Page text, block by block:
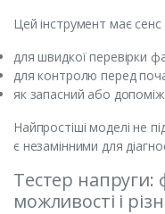
Цей інструмент має
для швидкої перевірки
для контролю перед
як запасний або
Найпростіші моделі не
є незамінними для
Тестер напруги:
можливості і